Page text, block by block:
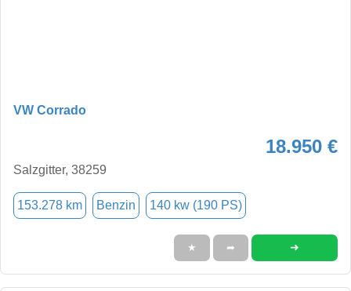
VW Corrado
18.950 €
Salzgitter, 38259
153.278 km Benzin 140 kw (190 PS)
★ ➦ ➜